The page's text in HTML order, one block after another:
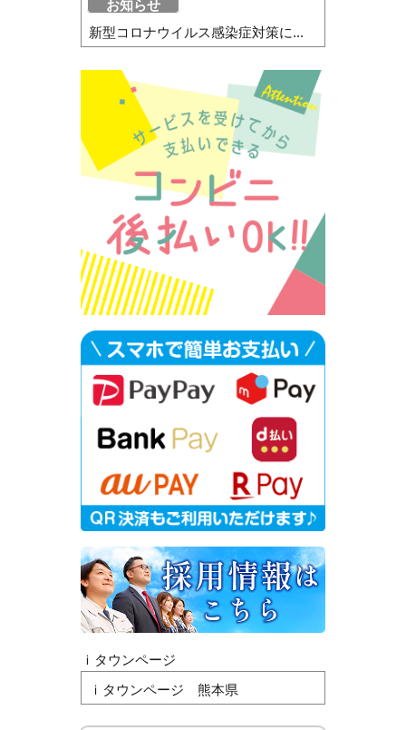
お知らせ
新型コロナウイルス感染症対策に...
ｉタウンページ
ｉタウンページ 熊本県